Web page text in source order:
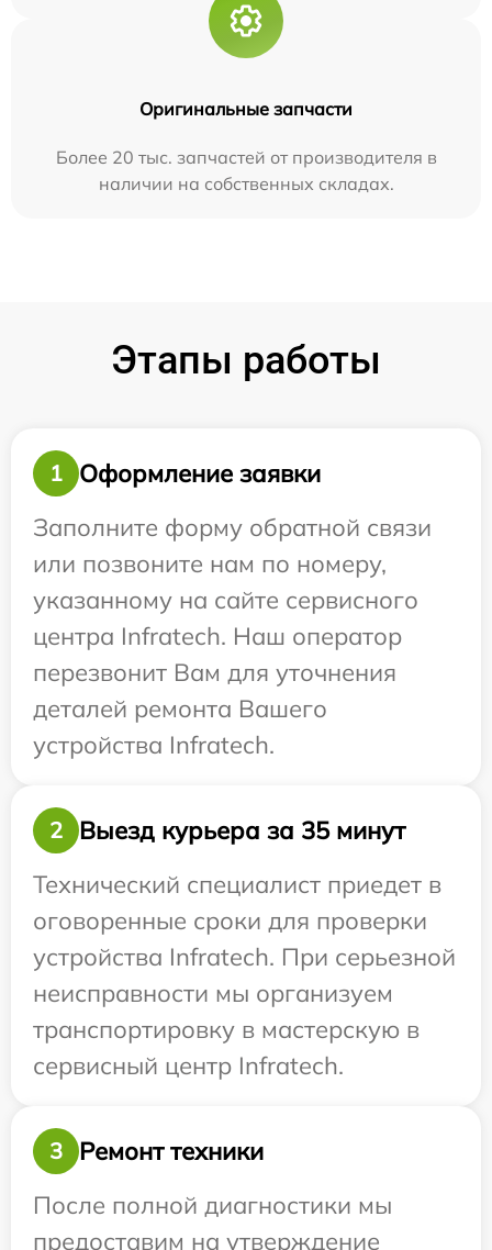
Оригинальные запчасти
Более 20 тыс. запчастей от производителя в
наличии на собственных складах.
Этапы работы
1
Оформление заявки
Заполните форму обратной связи
или позвоните нам по номеру,
указанному на сайте сервисного
центра Infratech. Наш оператор
перезвонит Вам для уточнения
деталей ремонта Вашего
устройства Infratech.
2
Выезд курьера за 35 минут
Технический специалист приедет в
оговоренные сроки для проверки
устройства Infratech. При серьезной
неисправности мы организуем
транспортировку в мастерскую в
сервисный центр Infratech.
3
Ремонт техники
После полной диагностики мы
предоставим на утверждение